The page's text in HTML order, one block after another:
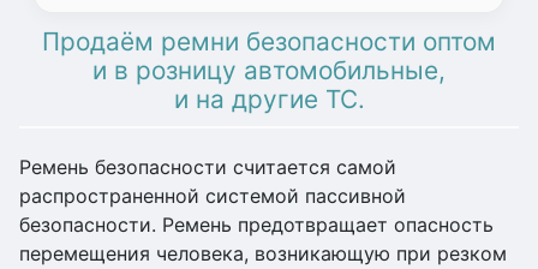
Продаём ремни безопасности оптом
и в розницу автомобильные,
и на другие ТС.
Ремень безопасности считается самой
распространенной системой пассивной
безопасности. Ремень предотвращает опасность
перемещения человека, возникающую при резком